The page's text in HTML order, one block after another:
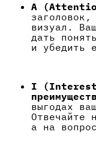
A
заголовок,
визуал.
дать
и убедить
I
выгодах
Отвечайте
а на